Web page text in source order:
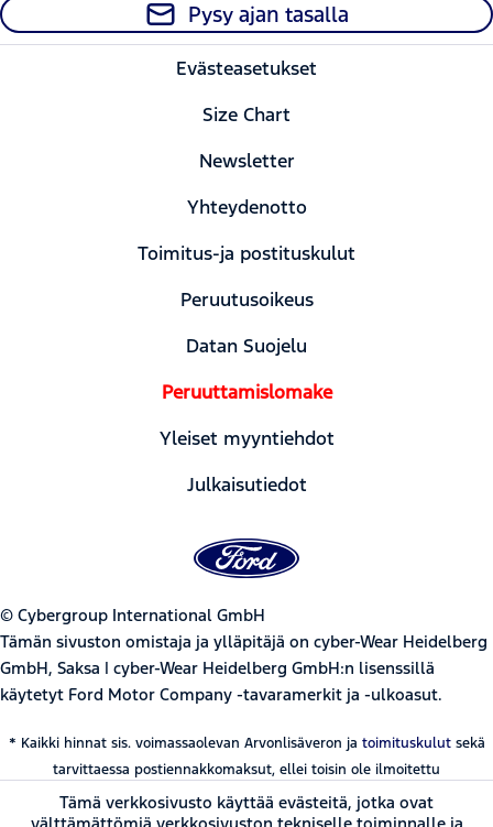
Pysy ajan tasalla
Evästeasetukset
Size Chart
Newsletter
Yhteydenotto
Toimitus-ja postituskulut
Peruutusoikeus
Datan Suojelu
Peruuttamislomake
Yleiset myyntiehdot
Julkaisutiedot
© Cybergroup International GmbH
Tämän sivuston omistaja ja ylläpitäjä on cyber-Wear Heidelberg
GmbH, Saksa | cyber-Wear Heidelberg GmbH:n lisenssillä
käytetyt Ford Motor Company -tavaramerkit ja -ulkoasut.
* Kaikki hinnat sis. voimassaolevan Arvonlisäveron ja toimituskulutsekä
tarvittaessa postiennakkomaksut, ellei toisin ole ilmoitettu
Tämä verkkosivusto käyttää evästeitä, jotka ovat